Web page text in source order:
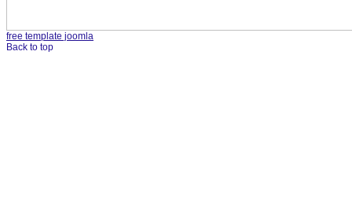
free template joomla
Back to top